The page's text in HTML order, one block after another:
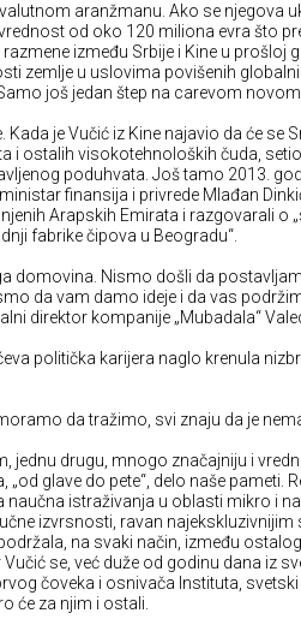
aranžmanu. Ako se njegova
od oko 120 miliona evra što
između Srbije i Kine u prošloj
zemlje u uslovima povišenih
još jedan štep na carevom
Kada je Vučić iz Kine najavio da će se
i ostalih visokotehnoloških čuda,
poduhvata. Još tamo 2013.
finansija i privrede Mlađan
Arapskih Emirata i razgovarali
fabrike čipova u Beogradu“.
domovina. Nismo došli da
da vam damo ideje i da vas
direktor kompanije „Mubadala“
politička karijera naglo krenula
da tražimo, svi znaju da je
jednu drugu, mnogo značajniju i
„od glave do pete“, delo naše pameti.
naučna istraživanja u oblasti mikro i
izvrsnosti, ravan
na svaki način, između
se, već duže od godinu dana iz
čoveka i osnivača Instituta,
će za njim i ostali.